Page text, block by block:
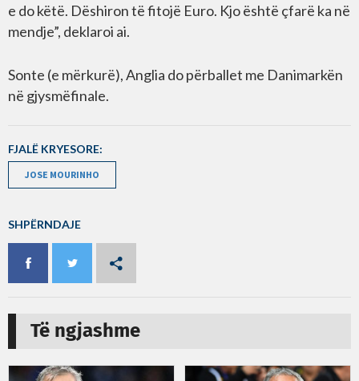
e do këtë. Dëshiron të fitojë Euro. Kjo është çfarë ka në
mendje”, deklaroi ai.
Sonte (e mërkurë), Anglia do përballet me Danimarkën
në gjysmëfinale.
FJALË KRYESORE:
JOSE MOURINHO
SHPËRNDAJE
Të ngjashme